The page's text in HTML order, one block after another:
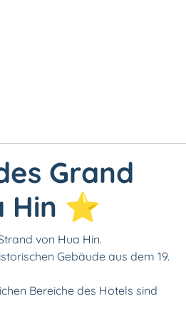
Grand
Hin ⭐
von Hua Hin.
Gebäude aus dem 19.
Bereiche des Hotels sind